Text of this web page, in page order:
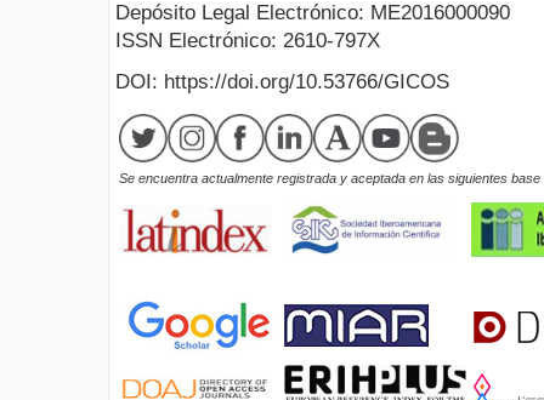
Depósito Legal Electrónico: ME2016000090
ISSN Electrónico: 2610-797X
DOI: https://doi.org/10.53766/GICOS
Se encuentra actualmente registrada y aceptada en las siguientes